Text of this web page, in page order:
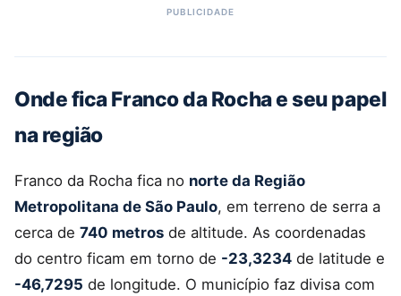
Onde fica Franco da Rocha e seu papel
na região
Franco da Rocha fica no norte da Região
Metropolitana de São Paulo, em terreno de serra a
cerca de 740 metros de altitude. As coordenadas
do centro ficam em torno de -23,3234 de latitude e
-46,7295 de longitude. O município faz divisa com